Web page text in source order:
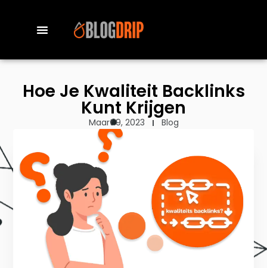
Hoe Je Kwaliteit Backlinks
Kunt Krijgen
Maart 9, 2023 Blog